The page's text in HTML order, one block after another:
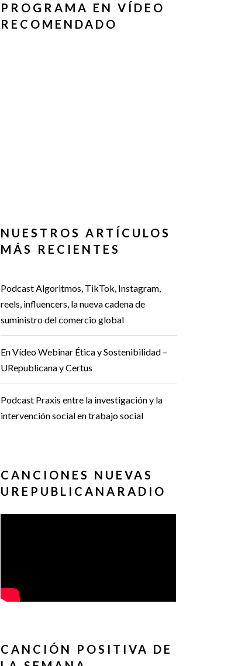
PROGRAMA EN VÍDEO
RECOMENDADO
NUESTROS ARTÍCULOS
MÁS RECIENTES
Podcast Algoritmos, TikTok, Instagram,
reels, influencers, la nueva cadena de
suministro del comercio global
En Vídeo Webinar Ética y Sostenibilidad –
URepublicana y Certus
Podcast Praxis entre la investigación y la
intervención social en trabajo social
CANCIONES NUEVAS
UREPUBLICANARADIO
CANCIÓN POSITIVA DE